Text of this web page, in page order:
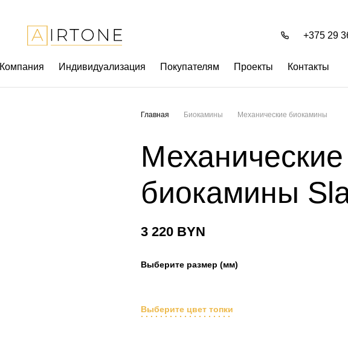
+375 29
Компания Индивидуализация Покупателям Проекты Контакты
Главная Биокамины Механические биокамины
Механические
биокамины
3 220 BYN
Выберите размер (мм)
Выберите цвет топки